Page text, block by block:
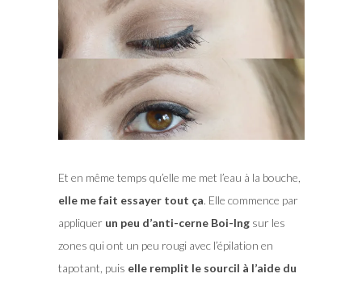
Et en même temps qu’elle me met l’eau à la bouche,
elle me fait essayer tout ça. Elle commence par
appliquer un peu d’anti-cerne Boi-Ingsur les
zones qui ont un peu rougi avec l’épilation en
tapotant, puis elle remplit le sourcil à l’aide du